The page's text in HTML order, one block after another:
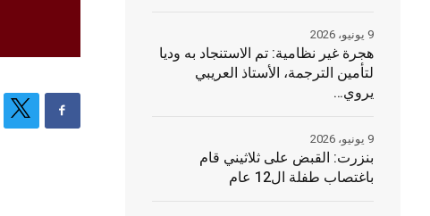
هجرة غير نظامية: تم الاستنجاد به وديا
لتأمين الترجمة، الأستاذ العريبي
يروي…
9 يونيو، 2026
بنزرت: القبض على ثلاثيني قام
باغتصاب طفلة ال12 عام
9 يونيو، 2026